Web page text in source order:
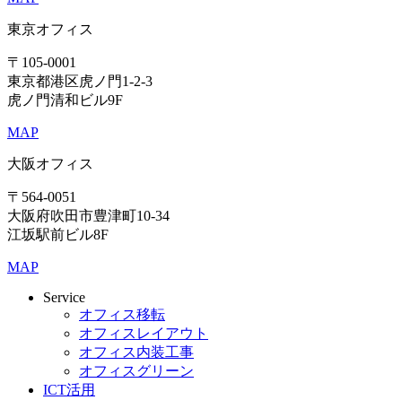
東京オフィス
〒105-0001
東京都港区虎ノ門1-2-3
虎ノ門清和ビル9F
MAP
大阪オフィス
〒564-0051
大阪府吹田市豊津町10-34
江坂駅前ビル8F
MAP
Service
オフィス移転
オフィスレイアウト
オフィス内装工事
オフィスグリーン
ICT活用